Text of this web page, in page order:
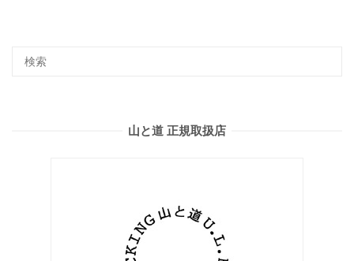
山と道 正規取扱店